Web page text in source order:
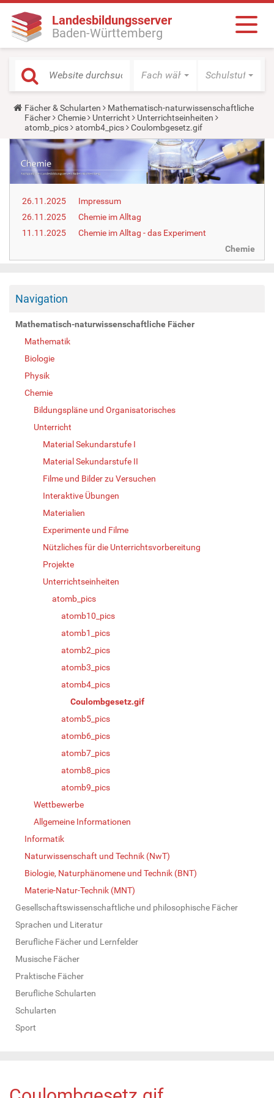
Landesbildungsserver
Baden-Württemberg
Fach wählen Schulstufe
Y
o
u
a
r
e
h
e
r
:
Fächer & Schularten
Mathematisch-naturwissenschaftliche
Fächer
Chemie Unterricht
Unterrichtseinheiten
atomb_pics
atomb4_pics Coulombgesetz.gif
26.11.2025
Impressum
26.11.2025
Chemie im Alltag
11.11.2025
Chemie im Alltag - das Experiment
Chemie
Navigation
Mathematisch-naturwissenschaftliche Fächer
Mathematik
Biologie
Physik
Chemie
Bildungspläne und Organisatorisches
Unterricht
Material Sekundarstufe I
Material Sekundarstufe II
Filme und Bilder zu Versuchen
Interaktive Übungen
Materialien
Experimente und Filme
Nützliches für die Unterrichtsvorbereitung
Projekte
Unterrichtseinheiten
atomb_pics
atomb10_pics
atomb1_pics
atomb2_pics
atomb3_pics
atomb4_pics
Coulombgesetz.gif
atomb5_pics
atomb6_pics
atomb7_pics
atomb8_pics
atomb9_pics
Wettbewerbe
Allgemeine Informationen
Informatik
Naturwissenschaft und Technik (NwT)
Biologie, Naturphänomene und Technik (BNT)
Materie-Natur-Technik (MNT)
Gesellschaftswissenschaftliche und philosophische Fächer
Sprachen und Literatur
Berufliche Fächer und Lernfelder
Musische Fächer
Praktische Fächer
Berufliche Schularten
Schularten
Sport